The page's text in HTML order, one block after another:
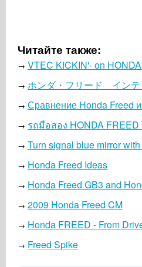
Читайте также:
→ VTEC KICKIN'- on
→ ホンダ・フリード イン
→ Сравнение Honda Freed
→ รถมือสอง HONDA
→ Turn signal blue mirror
→ Honda Freed Ideas
→ Honda Freed GB3 and
→ 2009 Honda Freed CM
→ Honda FREED - From
→ Freed Spike